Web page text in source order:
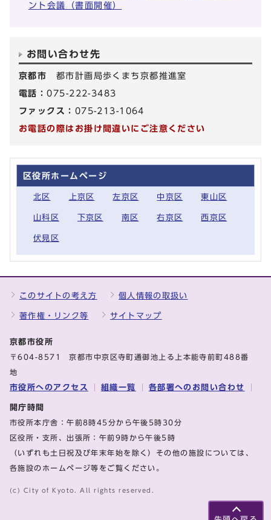
ント会議（書面開催）
お問い合わせ先
京都市 都市計画局歩くまち京都推進室
電話：075-222-3483
ファックス： 075-213-1064
お電話の際はお掛け間違いにご注意ください
区役所ホームページ
北区 上京区 左京区 中京区 東山区
山科区 下京区 南区 右京区 西京区
伏見区
このサイトの考え方 個人情報の取扱い
著作権・リンク等 サイトマップ
京都市役所
〒604-8571 京都市中京区寺町通御池上る上本能寺前町488番
地
市役所へのアクセス 組織一覧 各部署へのお問い合わせ
開庁時間
市役所本庁舎：午前8時45分から午後5時30分
区役所・支所、出張所：午前9時から午後5時
（いずれも土日祝及び年末年始を除く）その他の施設については、
各施設のホームページ等をご覧ください。
(c) City of Kyoto. All rights reserved.